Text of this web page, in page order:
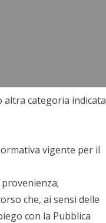
altra categoria indicata
vigente per il
che, ai sensi delle
con la Pubblica